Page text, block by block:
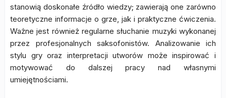
stanowią doskonałe źródło wiedzy; zawierają one zarówno
teoretyczne informacje o grze, jak i praktyczne ćwiczenia.
Ważne jest również regularne słuchanie muzyki wykonanej
przez profesjonalnych saksofonistów. Analizowanie ich
stylu gry oraz interpretacji utworów może inspirować i
motywować do dalszej pracy nad własnymi
umiejętnościami.